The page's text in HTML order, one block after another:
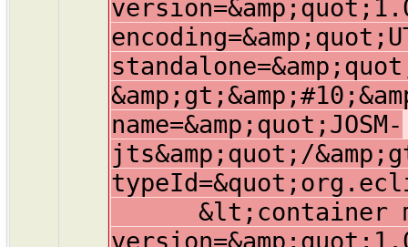
name=&amp;quot;JOSM-
jts&amp;quot;/
&lt;container